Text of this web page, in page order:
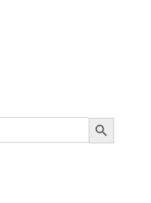
Search Button